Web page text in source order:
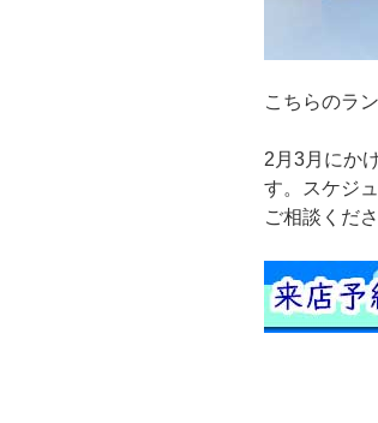
こちらのラ
2月3月にか
す。スケジ
ご相談くださ